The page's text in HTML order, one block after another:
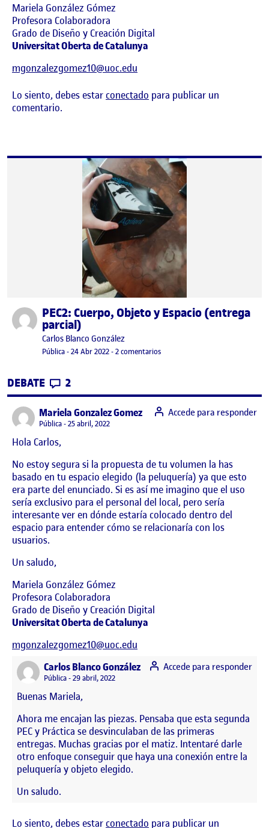
Mariela González Gómez
Profesora Colaboradora
Grado de Diseño y Creación Digital
Universitat Oberta de Catalunya
mgonzalezgomez10@uoc.edu
Lo siento, debes estarconectado para publicar un
comentario.
Publicado porPEC2: Cuerpo, Objeto y Espacio (entrega
parcial)
Publicado por
Carlos Blanco González
Visibilidad:
Pública-Fecha de publicación
24 Abr 2022-2 comentariosen PEC2: Cuerpo, Objeto y
DEBATE CONTRIBUTIONS
2EN PEC2: CUERPO, OBJETO Y ESPACIO
Mariela Gonzalez Gomezsays:
Visibilidad:
Pública 25 abril, 2022
Hola Carlos,
No estoy segura si la propuesta de tu volumen la has
basado en tu espacio elegido (la peluquería) ya que esto
era parte del enunciado. Si es así me imagino que el uso
sería exclusivo para el personal del local, pero sería
interesante ver en dónde estaría colocado dentro del
espacio para entender cómo se relacionaría con los
usuarios.
Un saludo,
Mariela González Gómez
Profesora Colaboradora
Grado de Diseño y Creación Digital
Universitat Oberta de Catalunya
mgonzalezgomez10@uoc.edu
Accede para responder
Carlos Blanco Gonzálezsays:
Visibilidad:
Pública 29 abril, 2022
Buenas Mariela,
Ahora me encajan las piezas. Pensaba que esta segunda
PEC y Práctica se desvinculaban de las primeras
entregas. Muchas gracias por el matiz. Intentaré darle
otro enfoque conseguir que haya una conexión entre la
peluquería y objeto elegido.
Un saludo.
Accede para responder
Lo siento, debes estarconectado para publicar un